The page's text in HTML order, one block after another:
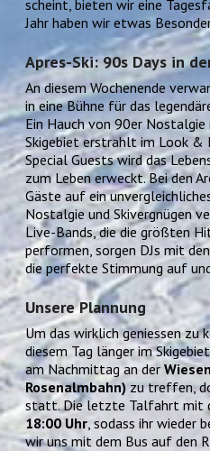
scheint, bieten wir eine
Jahr haben wir etwas
Apres-Ski: 90s Days in
An diesem Wochenende
in eine Bühne für das
Ein Hauch von 90er Nostalgie
Skigebiet erstrahlt im Look &
Special Guests wird das
zum Leben erweckt. Bei den
Gäste auf ein
Nostalgie und Skivergnügen
Live-Bands, die die größten
performen, sorgen DJs mit
die perfekte Stimmung auf
Unsere Plannung
Um das wirklich geniessen zu
diesem Tag länger im
am Nachmittag an der
Rosenalmbahn)zu treffen,
statt. Die letzte Talfahrt mit
18:00 Uhr , sodass ihr wieder
wir uns mit dem Bus auf den